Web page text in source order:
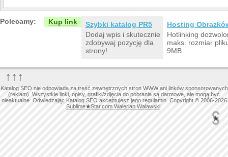
Polecamy: Kup link
Szybki katalog PR5
Dodaj wpis i skutecznie
zdobywaj pozycję dla
strony!
Hosting
Hotlinking
maks. rozmiar
9MB
↑↑↑
Katalog SEO nie odpowiada za treść zewnętrznych stron WWW ani linków sponsorowanych
(reklam). Wszystkie linki, opisy, grafiki/zdjęcia do pobrania są darmowe, ale mogą być
nieaktualne. Odwiedzając Katalog SEO akceptujesz jego regulamin. Copyright © 2006-2026
Sublime★Star.com Walerian Walawski